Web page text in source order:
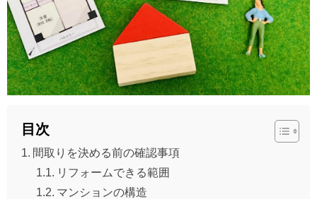
目次
間取りを決める前の確認事項
リフォームできる範囲
マンションの構造